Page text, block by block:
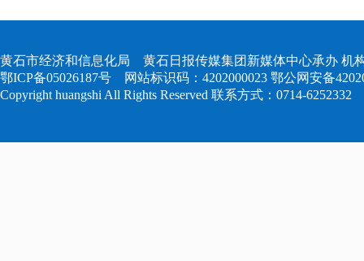
黄石市经济和信息化局 黄石日报传媒集团新媒体中心承办 机
鄂ICP备05026187号 网站标识码：4202000023 鄂公网安备
Copyright huangshi All Rights Reserved 联系方式：0714-6252332